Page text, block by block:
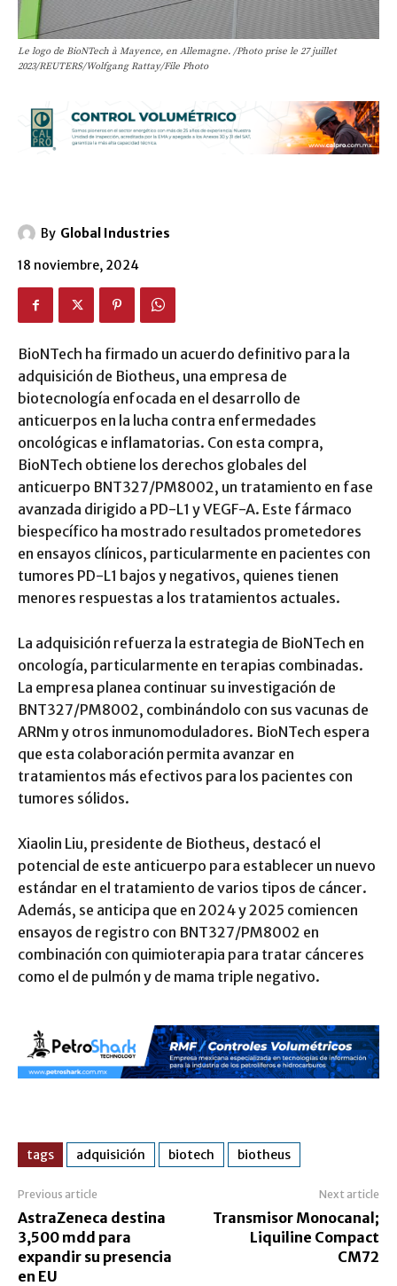
Le logo de BioNTech à Mayence, en Allemagne. /Photo prise le 27 juillet
2023/REUTERS/Wolfgang Rattay/File Photo
By Global Industries
18 noviembre, 2024
BioNTech ha firmado un acuerdo definitivo para la
adquisición de Biotheus, una empresa de
biotecnología enfocada en el desarrollo de
anticuerpos en la lucha contra enfermedades
oncológicas e inflamatorias. Con esta compra,
BioNTech obtiene los derechos globales del
anticuerpo BNT327/PM8002, un tratamiento en fase
avanzada dirigido a PD-L1 y VEGF-A. Este fármaco
biespecífico ha mostrado resultados prometedores
en ensayos clínicos, particularmente en pacientes con
tumores PD-L1 bajos y negativos, quienes tienen
menores respuestas a los tratamientos actuales.
La adquisición refuerza la estrategia de BioNTech en
oncología, particularmente en terapias combinadas.
La empresa planea continuar su investigación de
BNT327/PM8002, combinándolo con sus vacunas de
ARNm y otros inmunomoduladores. BioNTech espera
que esta colaboración permita avanzar en
tratamientos más efectivos para los pacientes con
tumores sólidos.
Xiaolin Liu, presidente de Biotheus, destacó el
potencial de este anticuerpo para establecer un nuevo
estándar en el tratamiento de varios tipos de cáncer.
Además, se anticipa que en 2024 y 2025 comiencen
ensayos de registro con BNT327/PM8002 en
combinación con quimioterapia para tratar cánceres
como el de pulmón y de mama triple negativo.
tags adquisición biotech biotheus
Previous article
AstraZeneca destina
3,500 mdd para
expandir su presencia
en EU
Next article
Transmisor Monocanal;
Liquiline Compact
CM72